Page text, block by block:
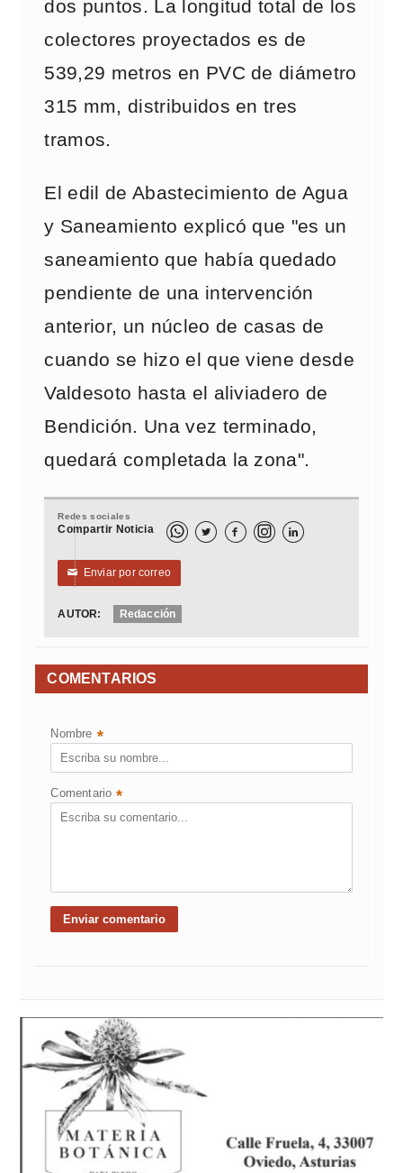
dos puntos. La longitud total de los
colectores proyectados es de
539,29 metros en PVC de diámetro
315 mm, distribuidos en tres
tramos.
El edil de Abastecimiento de Agua
y Saneamiento explicó que "es un
saneamiento que había quedado
pendiente de una intervención
anterior, un núcleo de casas de
cuando se hizo el que viene desde
Valdesoto hasta el aliviadero de
Bendición. Una vez terminado,
quedará completada la zona".
Redes sociales
Compartir Noticia   
✉ Enviar por correo
AUTOR: Redacción
COMENTARIOS
Nombre *
Comentario *